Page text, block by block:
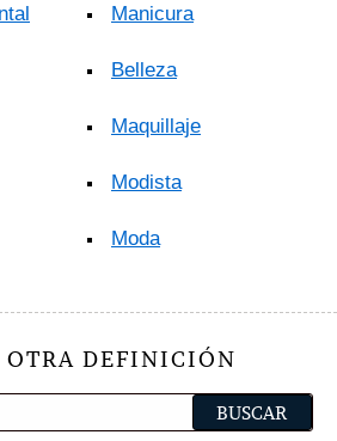
Manicura
Belleza
Maquillaje
Modista
Moda
OTRA DEFINICIÓN